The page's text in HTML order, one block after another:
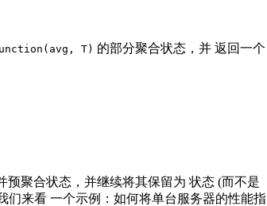
T) 的部分聚合状态，并 返回一个
聚合状态，并继续将其保留为 状态 (而不是
们来看 一个示例：如何将单台服务器的性能指